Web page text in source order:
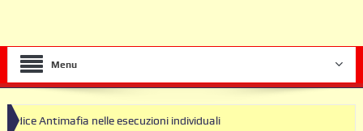
Menu
nelle esecuzioni individuali